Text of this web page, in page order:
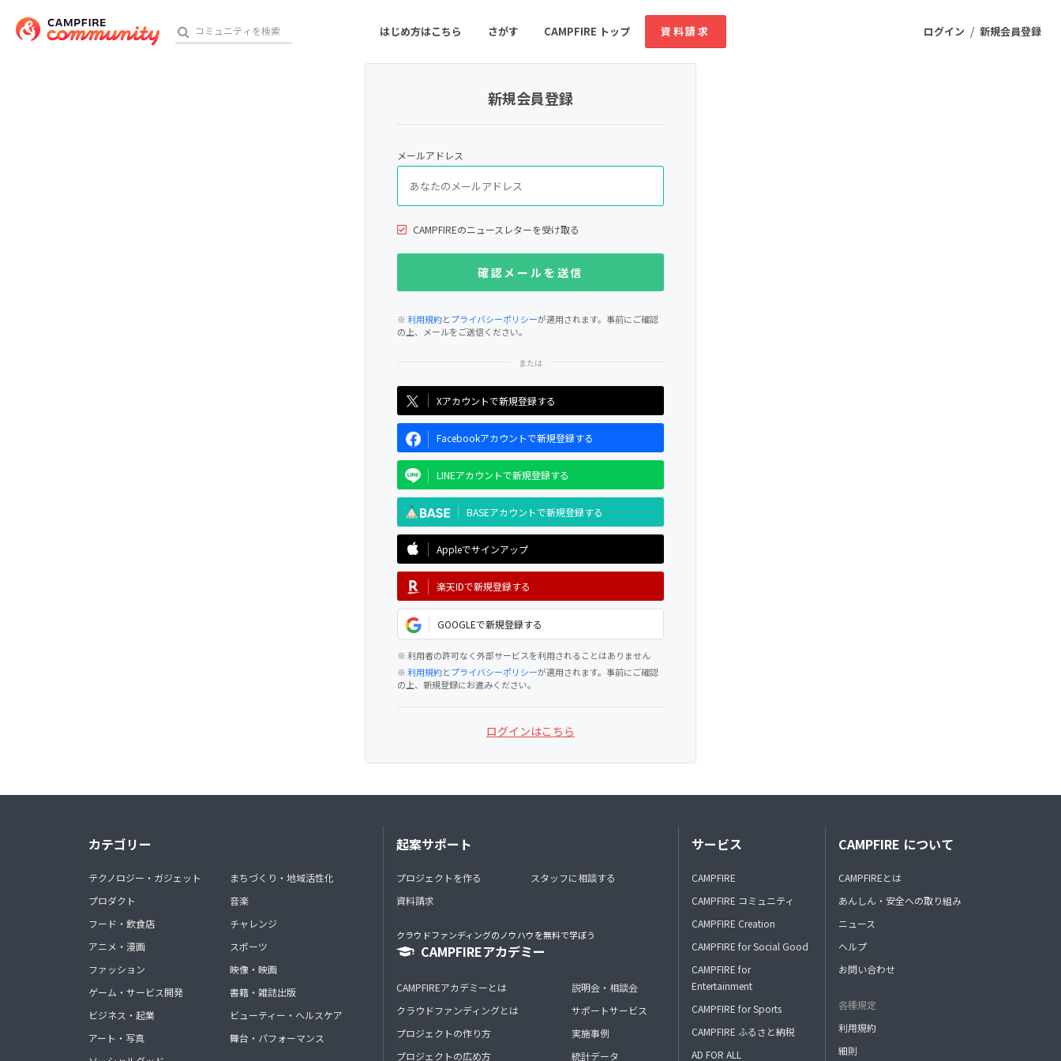
ログイン / 新規会員登録
はじめ方はこちら さがす CAMPFIRE トップ 資料請求
ゲーム・サービス開発
書籍・雑誌出版 アニメ・漫画
ソーシャルグッド ビューティー・ヘルスケア
新規会員登録
メールアドレス
CAMPFIREのニュースレターを受け取る
※利用規約とプライバシーポリシーが適用されます。事前にご確認
の上、メールをご送信ください。
Xアカウントで新規登録する
Facebookアカウントで新規登録する
LINEアカウントで新規登録する
BASEアカウントで新規登録する
Appleでサインアップ
楽天IDで新規登録する
GOOGLEで新規登録する
※ 利用者の許可なく外部サービスを利用されることはありません
※利用規約とプライバシーポリシーが適用されます。事前にご確認
の上、新規登録にお進みください。
ログインはこちら
カテゴリー
テクノロジー・ガジェット
プロダクト
フード・飲食店
アニメ・漫画
ファッション
ゲーム・サービス開発
ビジネス・起業
アート・写真
まちづくり・地域活性化
音楽
チャレンジ
スポーツ
映像・映画
書籍・雑誌出版
ビューティー・ヘルスケア
舞台・パフォーマンス
起案サポート
プロジェクトを作る
資料請求
スタッフに相談する
クラウドファンディングのノウハウを無料で学ぼう
CAMPFIREアカデミー
CAMPFIREアカデミーとは
クラウドファンディングとは
プロジェクトの作り方
プロジェクトの広め方
説明会・相談会
サポートサービス
実施事例
統計データ
サービス
CAMPFIRE
CAMPFIRE コミュニティ
CAMPFIRE Creation
CAMPFIRE for Social Good
CAMPFIRE for
Entertainment
CAMPFIRE for Sports
CAMPFIRE ふるさと納税
AD FOR ALL
CAMPFIRE について
CAMPFIREとは
あんしん・安全への取り組み
ニュース
ヘルプ
お問い合わせ
各種規定
利用規約
細則